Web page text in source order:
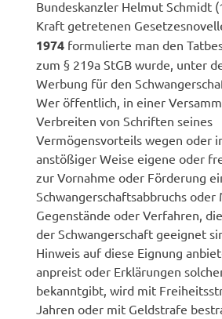
Bundeskanzler Helmut Schmidt
Kraft getretenen
1974 formulierte man den
zum § 219a StGB wurde, unter
Werbung für den
Wer öffentlich, in einer
Verbreiten von Schriften seines
Vermögensvorteils wegen oder
anstößiger Weise eigene oder
zur Vornahme oder Förderung
Schwangerschaftsabbruchs oder
Gegenstände oder Verfahren,
der Schwangerschaft geeignet
Hinweis auf diese Eignung
anpreist oder Erklärungen
bekanntgibt, wird mit
Jahren oder mit Geldstrafe